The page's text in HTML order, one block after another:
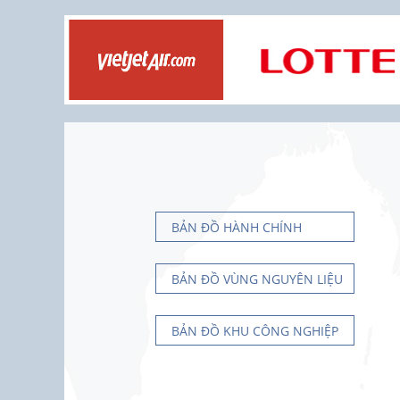
BẢN ĐỒ HÀNH CHÍNH
BẢN ĐỒ VÙNG NGUYÊN LIỆU
BẢN ĐỒ KHU CÔNG NGHIỆP